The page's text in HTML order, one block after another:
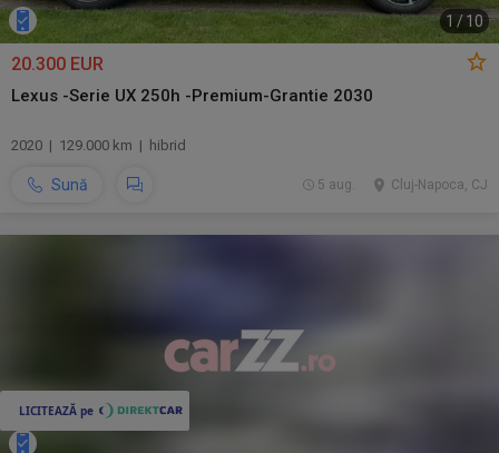
1 /10
20.300 EUR
Lexus -Serie UX 250h -Premium-Grantie 2030
2020 | 129.000 km | hibrid
Sună Cluj-Napoca, CJ
5 aug.